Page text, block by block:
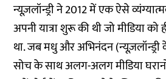
न्यूज़लॉन्ड्री ने 2012 में एक ऐसे
अपनी यात्रा शुरू की थी जो मीडिया
था. जब मधु और अभिनंदन
सोच के साथ अलग-अलग मीडिया